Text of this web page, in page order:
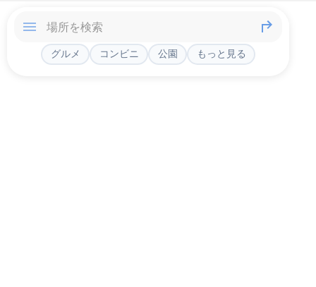
グルメ コンビニ 公園 もっと見る